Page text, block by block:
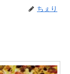
ちぇり